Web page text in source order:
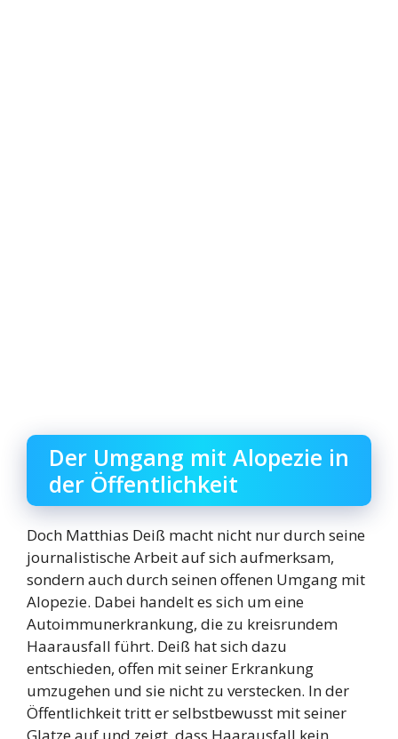
Der Umgang mit Alopezie in
der Öffentlichkeit
Doch Matthias Deiß macht nicht nur durch seine
journalistische Arbeit auf sich aufmerksam,
sondern auch durch seinen offenen Umgang mit
Alopezie. Dabei handelt es sich um eine
Autoimmunerkrankung, die zu kreisrundem
Haarausfall führt. Deiß hat sich dazu
entschieden, offen mit seiner Erkrankung
umzugehen und sie nicht zu verstecken. In der
Öffentlichkeit tritt er selbstbewusst mit seiner
Glatze auf und zeigt, dass Haarausfall kein